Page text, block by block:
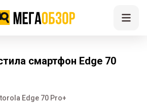
смартфон Edge 70
Edge 70 Pro+